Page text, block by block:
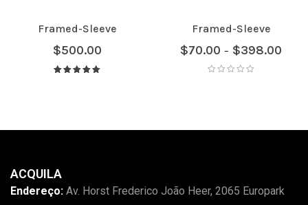
Framed-Sleeve
$500.00
Framed-Sleeve
$70.00 – $398.00
ACQUILA
Endereço: Av. Horst Frederico João Heer, 2065 Europark